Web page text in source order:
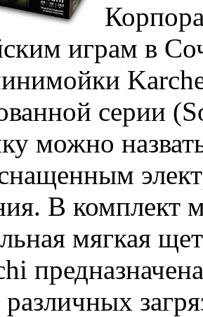
играм в
серии
можно
В комплект
мягкая